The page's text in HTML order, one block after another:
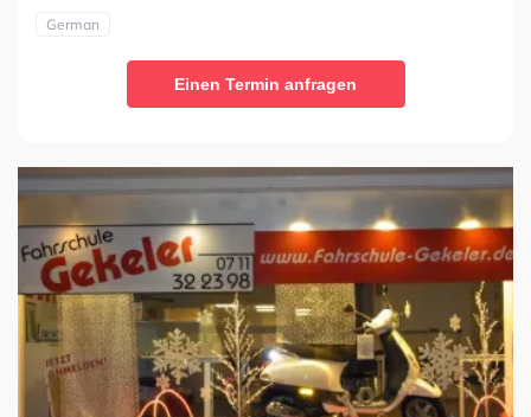
German
Einen Termin anfragen